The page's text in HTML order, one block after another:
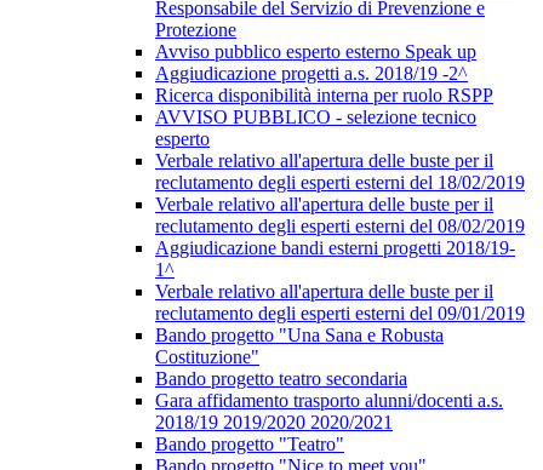
Responsabile del Servizio di Prevenzione e
Protezione
Avviso pubblico esperto esterno Speak up
Aggiudicazione progetti a.s. 2018/19 -2^
Ricerca disponibilità interna per ruolo RSPP
AVVISO PUBBLICO - selezione tecnico
esperto
Verbale relativo all'apertura delle buste per il
reclutamento degli esperti esterni del 18/02/2019
Verbale relativo all'apertura delle buste per il
reclutamento degli esperti esterni del 08/02/2019
Aggiudicazione bandi esterni progetti 2018/19-
1^
Verbale relativo all'apertura delle buste per il
reclutamento degli esperti esterni del 09/01/2019
Bando progetto "Una Sana e Robusta
Costituzione"
Bando progetto teatro secondaria
Gara affidamento trasporto alunni/docenti a.s.
2018/19 2019/2020 2020/2021
Bando progetto "Teatro"